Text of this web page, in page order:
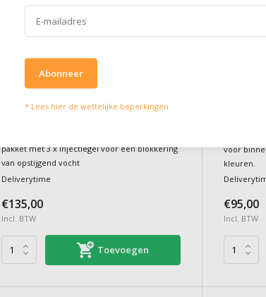
Do it Pro Products
(3x600ml)
pakket met 3 x injectiegel voor een blokkering
van opstijgend vocht
Deliverytime
€135,00
Incl. BTW
Toevoegen
Minerale
voor
kleuren.
€95,00
Incl. BTW
Abonneer
* Lees hier de wettelijke beperkingen